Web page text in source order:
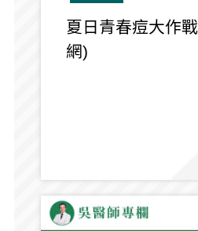
夏日青春痘大作
網)